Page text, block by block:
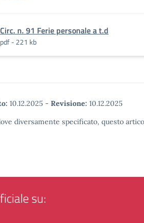
Circ. n. 91 Ferie personale a t.d
pdf - 221 kb
10.12.2025 - Revisione: 10.12.2025
diversamente specificato, questo
su: